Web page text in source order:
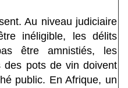
Au niveau judiciaire
inéligible, les délits
être amnistiés, les
des pots de vin doivent
public. En Afrique, un